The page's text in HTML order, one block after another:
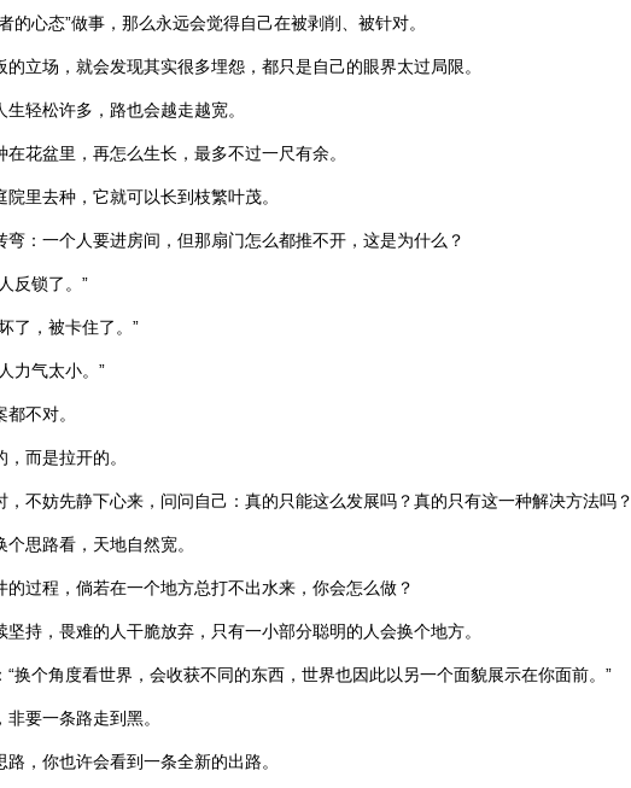
的心态”做事，那么永远会觉得自己在被剥削、被针对。
的立场，就会发现其实很多埋怨，都只是自己的眼界太过局限。
轻松许多，路也会越走越宽。
花盆里，再怎么生长，最多不过一尺有余。
里去种，它就可以长到枝繁叶茂。
弯：一个人要进房间，但那扇门怎么都推不开，这是为什么？
反锁了。”
了，被卡住了。”
力气太小。”
不对。
而是拉开的。
，不妨先静下心来，问问自己：真的只能这么发展吗？真的只有这一种解决方法吗？
思路看，天地自然宽。
的过程，倘若在一个地方总打不出水来，你会怎么做？
坚持，畏难的人干脆放弃，只有一小部分聪明的人会换个地方。
“换个角度看世界，会收获不同的东西，世界也因此以另一个面貌展示在你面前。”
要一条路走到黑。
，你也许会看到一条全新的出路。